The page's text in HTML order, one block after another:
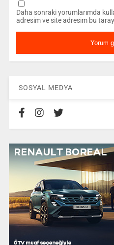
Daha sonraki yorumlarımda
adresim ve site adresim bu
SOSYAL MEDYA